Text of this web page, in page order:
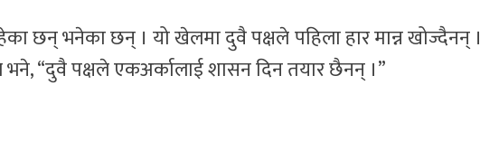
भनेका छन् । यो खेलमा दुवै पक्षले पहिला हार मान्न खोज्दैनन् ।
भने, “दुवै पक्षले एकअर्कालाई शासन दिन तयार छैनन् ।”